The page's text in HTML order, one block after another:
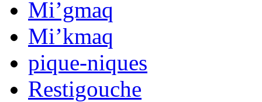
Mi’gmaq
Mi’kmaq
pique-niques
Restigouche